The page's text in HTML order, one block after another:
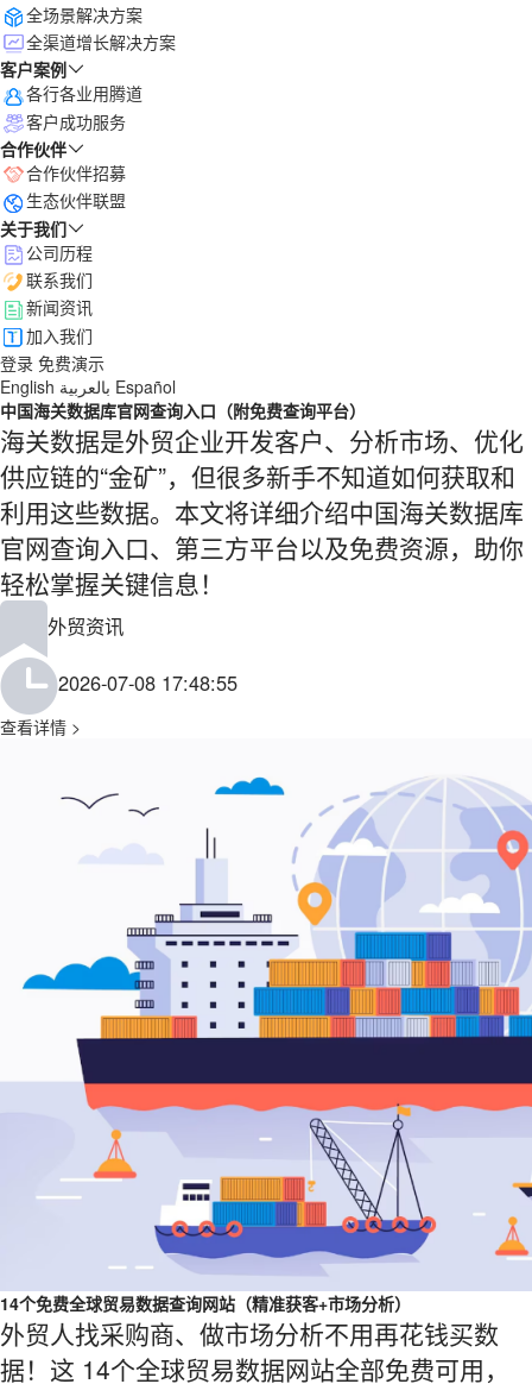
全场景解决方案
全渠道增长解决方案
客户案例
各行各业用腾道
客户成功服务
合作伙伴
合作伙伴招募
生态伙伴联盟
关于我们
公司历程
联系我们
新闻资讯
加入我们
登录 免费演示
English بالعربية Español
中国海关数据库官网查询入口（附免费查询平台）
海关数据是外贸企业开发客户、分析市场、优化
供应链的“金矿”，但很多新手不知道如何获取和
利用这些数据。本文将详细介绍中国海关数据库
官网查询入口、第三方平台以及免费资源，助你
轻松掌握关键信息！
外贸资讯
2026-07-08 17:48:55
查看详情 >
14个免费全球贸易数据查询网站（精准获客+市场分析）
外贸人找采购商、做市场分析不用再花钱买数
据！这 14个全球贸易数据网站全部免费可用，